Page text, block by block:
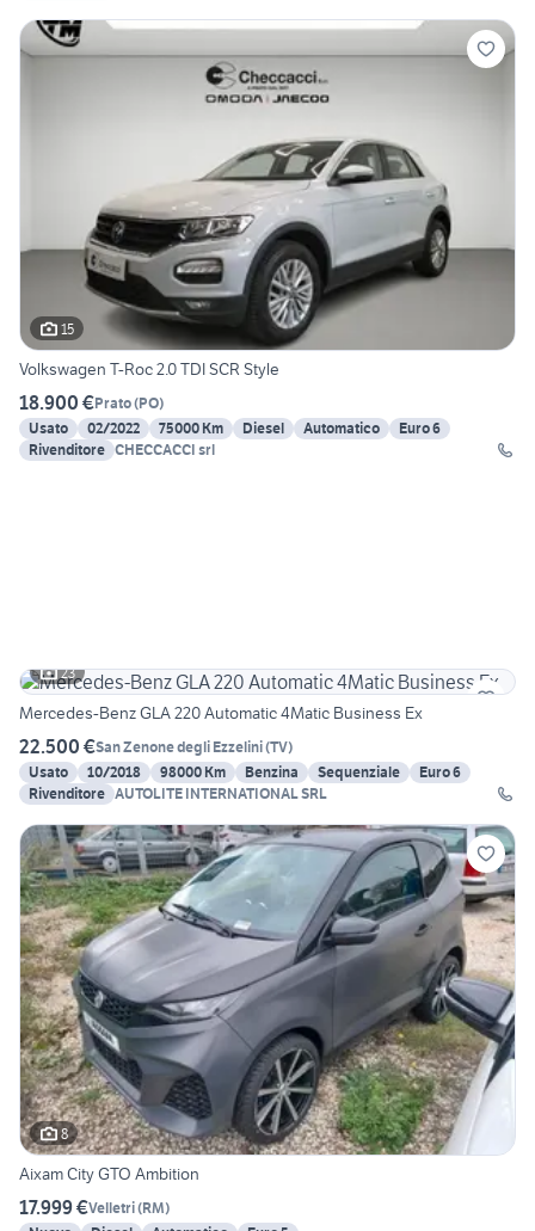
15
Volkswagen T-Roc 2.0 TDI SCR Style
18.900 €Prato(PO)
Usato
02/2022 75000 Km Diesel Automatico
Euro 6
Rivenditore CHECCACCI srl
23
Mercedes-Benz GLA 220 Automatic 4Matic Business Ex
22.500 €San Zenone degli Ezzelini(TV)
Usato
10/2018 98000 Km Benzina Sequenziale
Euro 6
Rivenditore AUTOLITE INTERNATIONAL SRL
8
Aixam City GTO Ambition
17.999 €Velletri(RM)